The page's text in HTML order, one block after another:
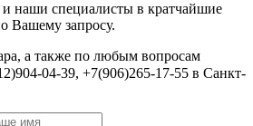
наши специалисты в кратчайшие
Вашему запросу.
а также по любым вопросам
04-39, +7(906)265-17-55 в Санкт-